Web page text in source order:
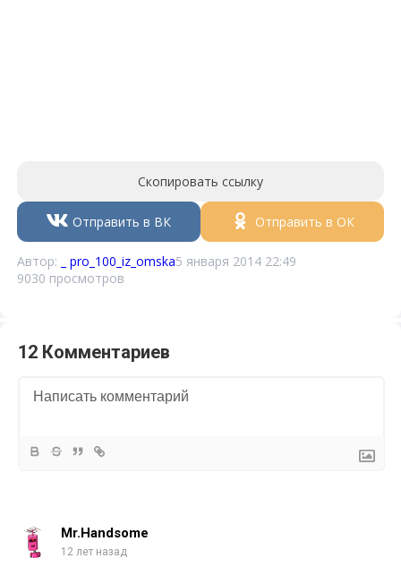
Скопировать ссылку
Отправить в ВК Отправить в ОК
Автор: _ pro_100_iz_omska5 января 2014 22:49
9030 просмотров
12 Комментариев
Mr.Handsome
12 лет назад